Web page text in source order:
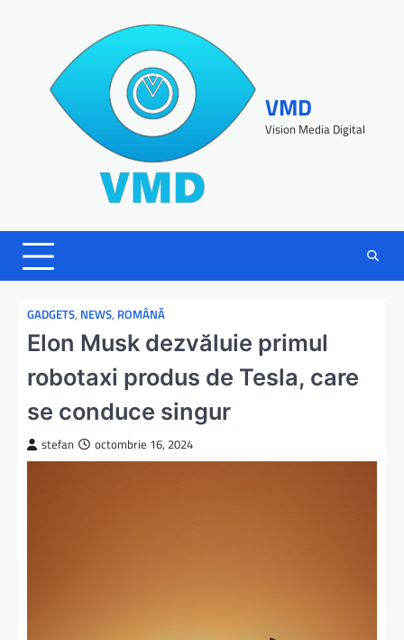
VMD
Vision Media Digital
GADGETS, NEWS, ROMÂNĂ
Elon Musk dezvăluie primul
robotaxi produs de Tesla, care
se conduce singur
stefan octombrie 16, 2024